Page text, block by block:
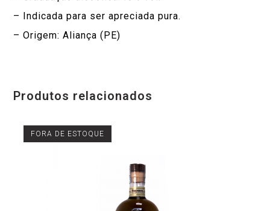
– Indicada para ser apreciada pura.
– Origem: Aliança (PE)
Produtos relacionados
FORA DE ESTOQUE